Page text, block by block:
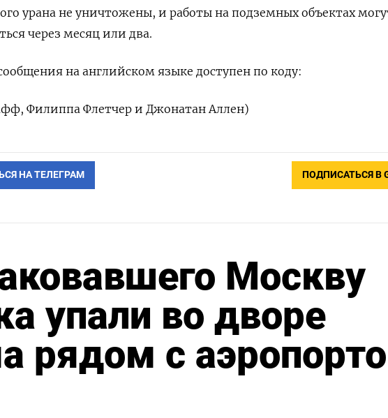
урана не уничтожены, и работы на подземных объектах
через месяц или два.
на английском языке доступен по коду:
Филиппа Флетчер и Джонатан Аллен)
НА ТЕЛЕГРАМ ПОДПИСАТЬСЯ В
Москву
упали во дворе
рядом с